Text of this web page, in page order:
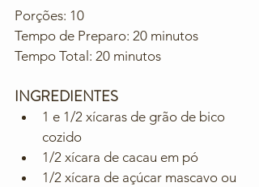
Porções: 10
Tempo de Preparo: 20 minutos
Tempo Total: 20 minutos
INGREDIENTES
1 e 1/2 xícaras de grão de bico
cozido
1/2 xícara de cacau em pó
1/2 xícara de açúcar mascavo ou